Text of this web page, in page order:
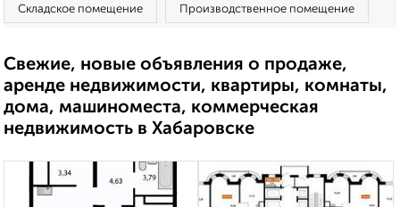
Складское помещение Производственное помещение
Свежие, новые объявления о продаже,
аренде недвижимости, квартиры, комнаты,
дома, машиноместа, коммерческая
недвижимость в Хабаровске